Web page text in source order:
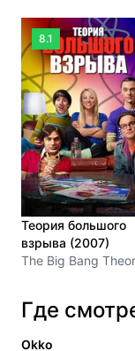
8.1
Теория большого
взрыва (2007)
The Big Bang
Где
Okko